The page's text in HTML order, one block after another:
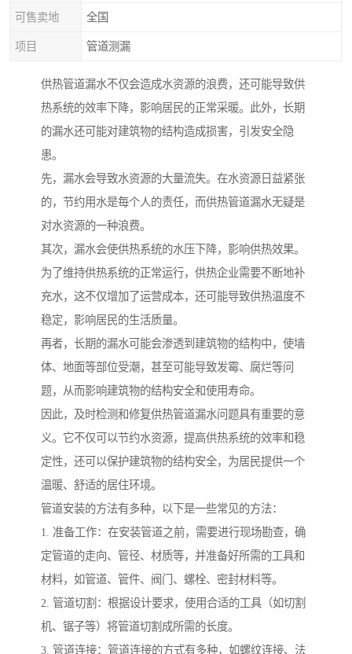
可售卖地 全国
项目 管道测漏
供热管道漏水不仅会造成水资源的浪费，还可能导致供
热系统的效率下降，影响居民的正常采暖。此外，长期
的漏水还可能对建筑物的结构造成损害，引发安全隐
患。
先，漏水会导致水资源的大量流失。在水资源日益紧张
的，节约用水是每个人的责任，而供热管道漏水无疑是
对水资源的一种浪费。
其次，漏水会使供热系统的水压下降，影响供热效果。
为了维持供热系统的正常运行，供热企业需要不断地补
充水，这不仅增加了运营成本，还可能导致供热温度不
稳定，影响居民的生活质量。
再者，长期的漏水可能会渗透到建筑物的结构中，使墙
体、地面等部位受潮，甚至可能导致发霉、腐烂等问
题，从而影响建筑物的结构安全和使用寿命。
因此，及时检测和修复供热管道漏水问题具有重要的意
义。它不仅可以节约水资源，提高供热系统的效率和稳
定性，还可以保护建筑物的结构安全，为居民提供一个
温暖、舒适的居住环境。
管道安装的方法有多种，以下是一些常见的方法：
1. 准备工作：在安装管道之前，需要进行现场勘查，确
定管道的走向、管径、材质等，并准备好所需的工具和
材料，如管道、管件、阀门、螺栓、密封材料等。
2. 管道切割：根据设计要求，使用合适的工具（如切割
机、锯子等）将管道切割成所需的长度。
3. 管道连接：管道连接的方式有多种，如螺纹连接、法